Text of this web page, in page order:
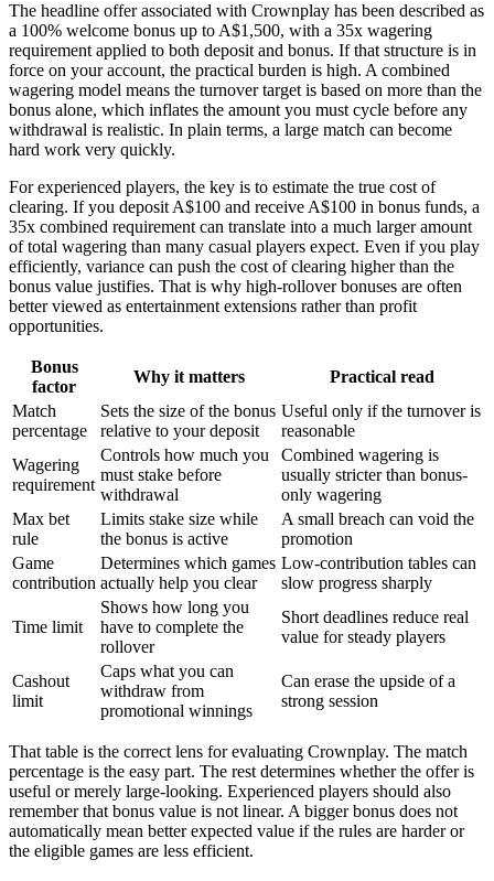
The headline offer associated with Crownplay has been described as
a 100% welcome bonus up to A$1,500, with a 35x wagering
requirement applied to both deposit and bonus. If that structure is in
force on your account, the practical burden is high. A combined
wagering model means the turnover target is based on more than the
bonus alone, which inflates the amount you must cycle before any
withdrawal is realistic. In plain terms, a large match can become
hard work very quickly.
For experienced players, the key is to estimate the true cost of
clearing. If you deposit A$100 and receive A$100 in bonus funds, a
35x combined requirement can translate into a much larger amount
of total wagering than many casual players expect. Even if you play
efficiently, variance can push the cost of clearing higher than the
bonus value justifies. That is why high-rollover bonuses are often
better viewed as entertainment extensions rather than profit
opportunities.
Bonus
factor
Why it matters
Practical read
Match
percentage
Sets the size of the bonus
relative to your deposit
Useful only if the turnover is
reasonable
Wagering
requirement
Controls how much you
must stake before
withdrawal
Combined wagering is
usually stricter than bonus-
only wagering
Max bet
rule
Limits stake size while
the bonus is active
A small breach can void the
promotion
Game
contribution
Determines which games
actually help you clear
Low-contribution tables can
slow progress sharply
Time limit
Shows how long you
have to complete the
rollover
Short deadlines reduce real
value for steady players
Cashout
limit
Caps what you can
withdraw from
promotional winnings
Can erase the upside of a
strong session
That table is the correct lens for evaluating Crownplay. The match
percentage is the easy part. The rest determines whether the offer is
useful or merely large-looking. Experienced players should also
remember that bonus value is not linear. A bigger bonus does not
automatically mean better expected value if the rules are harder or
the eligible games are less efficient.